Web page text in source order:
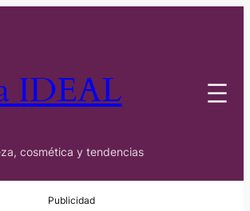
IDEAL
cosmética y tendencias